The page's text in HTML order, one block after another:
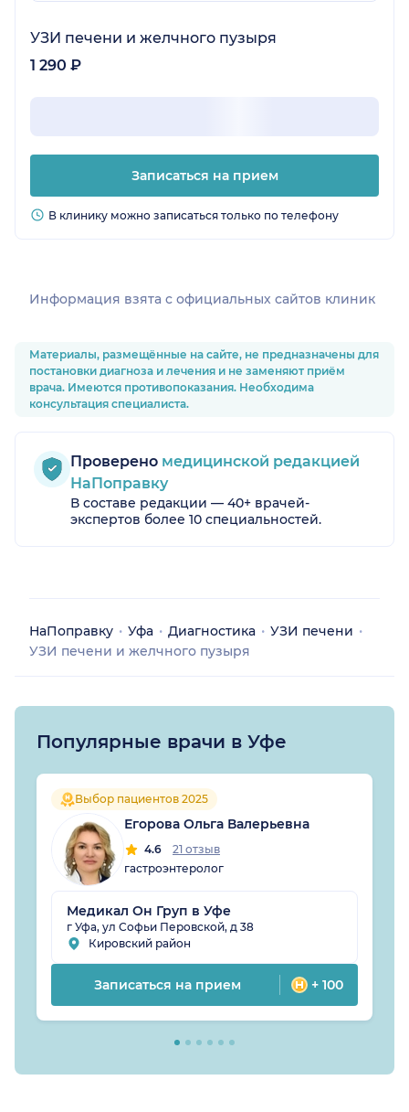
УЗИ печени и желчного пузыря
1 290 ₽
Записаться на прием
В клинику можно записаться только по телефону
Информация взята c официальных сайтов клиник
Материалы, размещённые на сайте, не предназначены для
постановки диагноза и лечения и не заменяют приём
врача. Имеются противопоказания. Необходима
консультация специалиста.
Проверено медицинской редакцией
НаПоправку
В составе редакции — 40+ врачей-
экспертов более 10 специальностей.
НаПоправку Уфа Диагностика
УЗИ печени
УЗИ печени и желчного пузыря
Популярные врачи в Уфе
Выбор пациентов 2025
Егорова Ольга Валерьевна
4.6
21 отзыв
гастроэнтеролог
Медикал Он Груп в Уфе
г Уфа, ул Софьи Перовской, д 38
Кировский район
Записаться на прием + 100